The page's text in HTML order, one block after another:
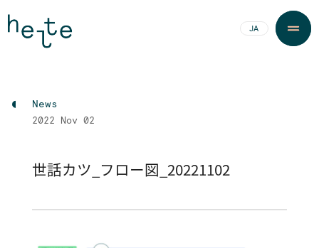
JA
News
2022 Nov 02
世話カツ_フロー図_20221102